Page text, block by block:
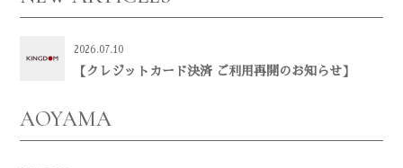
2026.07.10
【クレジットカード決済 ご利用再開のお知らせ】
AOYAMA